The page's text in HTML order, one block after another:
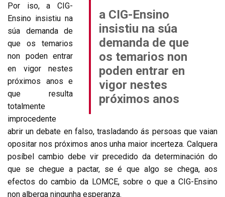
a CIG-Ensino
insistiu na súa
demanda de que
os temarios non
poden entrar en
vigor nestes
próximos anos
Por iso, a CIG-
Ensino insistiu na
súa demanda de
que os temarios
non poden entrar
en vigor nestes
próximos anos e
que resulta
totalmente
improcedente
abrir un debate en falso, trasladando ás persoas que vaian
opositar nos próximos anos unha maior incerteza. Calquera
posíbel cambio debe vir precedido da determinación do
que se chegue a pactar, se é que algo se chega, aos
efectos do cambio da LOMCE, sobre o que a CIG-Ensino
non alberga ningunha esperanza.